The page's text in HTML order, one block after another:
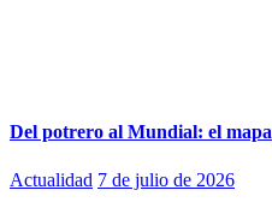
Del potrero al Mundial: el mapa
Actualidad 7 de julio de 2026